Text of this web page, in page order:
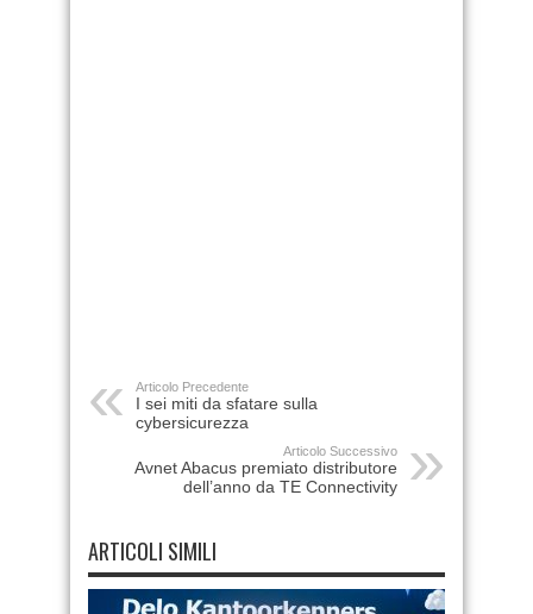
Articolo Precedente
I sei miti da sfatare sulla
cybersicurezza
Articolo Successivo
Avnet Abacus premiato distributore
dell’anno da TE Connectivity
ARTICOLI SIMILI